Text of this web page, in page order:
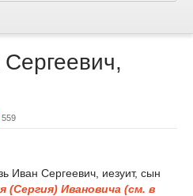
559
Иван Сергеевич, иезуит, сын
(Сергия) Ивановича (см. в